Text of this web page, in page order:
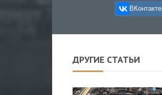
ВКонтакте
ДРУГИЕ СТАТЬИ